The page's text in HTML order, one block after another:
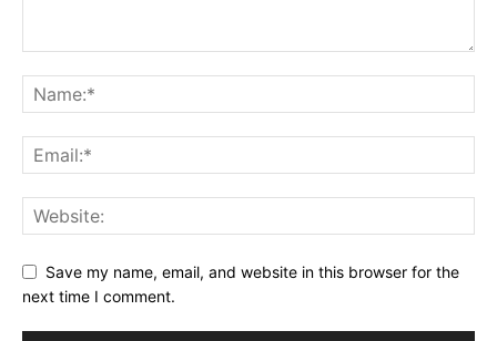
Save my name, email, and website in this browser for the
next time I comment.